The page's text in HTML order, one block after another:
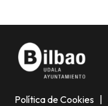
Política de Cookies |